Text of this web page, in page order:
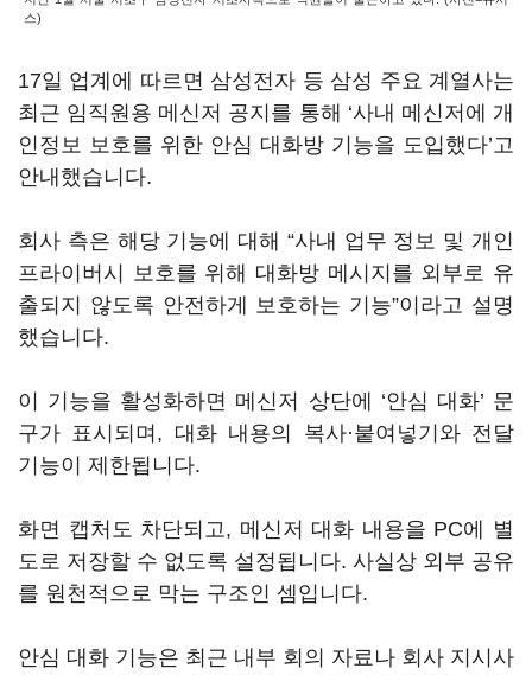
스)
17일 업계에 따르면 삼성전자 등 삼성 주요 계열사는
최근 임직원용 메신저 공지를 통해 ‘사내 메신저에 개
인정보 보호를 위한 안심 대화방 기능을 도입했다’고
안내했습니다.
회사 측은 해당 기능에 대해 “사내 업무 정보 및 개인
프라이버시 보호를 위해 대화방 메시지를 외부로 유
출되지 않도록 안전하게 보호하는 기능”이라고 설명
했습니다.
이 기능을 활성화하면 메신저 상단에 ‘안심 대화’ 문
구가 표시되며, 대화 내용의 복사·붙여넣기와 전달
기능이 제한됩니다.
화면 캡처도 차단되고, 메신저 대화 내용을 PC에 별
도로 저장할 수 없도록 설정됩니다. 사실상 외부 공유
를 원천적으로 막는 구조인 셈입니다.
안심 대화 기능은 최근 내부 회의 자료나 회사 지시사